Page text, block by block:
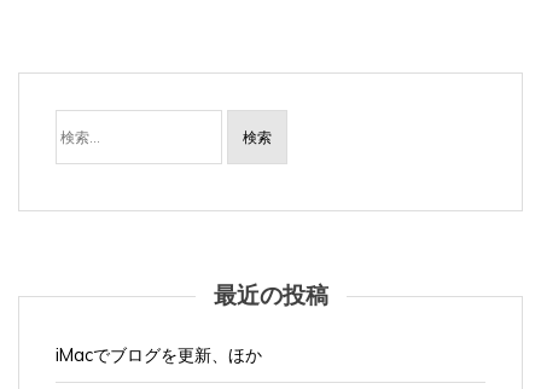
検
索:
最近の投稿
iMacでブログを更新、ほか